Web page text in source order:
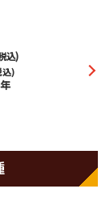
込)
込)